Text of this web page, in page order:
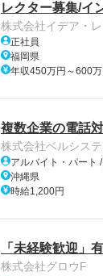
レクター募集/イ
株式会社イデア・
正社員
福岡県
年収450万円～600万
複数企業の電話
株式会社ベルシス
アルバイト・パート
沖縄県
時給1,200円
「未経験歓迎」
株式会社グロウF